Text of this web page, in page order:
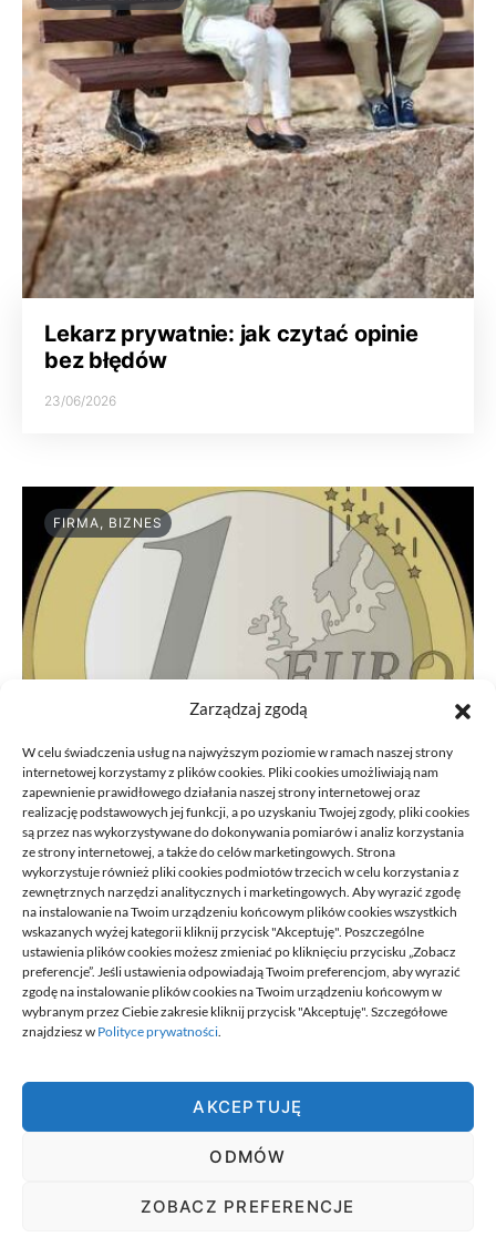
Zarządzaj zgodą
W celu świadczenia usług na najwyższym poziomie w ramach naszej strony
internetowej korzystamy z plików cookies. Pliki cookies umożliwiają nam
zapewnienie prawidłowego działania naszej strony internetowej oraz
realizację podstawowych jej funkcji, a po uzyskaniu Twojej zgody, pliki cookies
są przez nas wykorzystywane do dokonywania pomiarów i analiz korzystania
ze strony internetowej, a także do celów marketingowych. Strona
wykorzystuje również pliki cookies podmiotów trzecich w celu korzystania z
zewnętrznych narzędzi analitycznych i marketingowych. Aby wyrazić zgodę
na instalowanie na Twoim urządzeniu końcowym plików cookies wszystkich
wskazanych wyżej kategorii kliknij przycisk "Akceptuję". Poszczególne
ustawienia plików cookies możesz zmieniać po kliknięciu przycisku „Zobacz
preferencje”. Jeśli ustawienia odpowiadają Twoim preferencjom, aby wyrazić
zgodę na instalowanie plików cookies na Twoim urządzeniu końcowym w
wybranym przez Ciebie zakresie kliknij przycisk "Akceptuję". Szczegółowe
znajdziesz w Polityce prywatności.
AKCEPTUJĘ
ODMÓW
ZOBACZ PREFERENCJE
Lekarz prywatnie: jak czytać opinie
bez błędów
23/06/2026
FIRMA, BIZNES
Przeniesienie księgowości JDG do
nowego biura: kroki
21/06/2026
Best.
Best. to miejsce w którym znajdziesz informacje najlepiej dobrane
do ciebie. To miejsce na wyselekcjonowane, wartościowe